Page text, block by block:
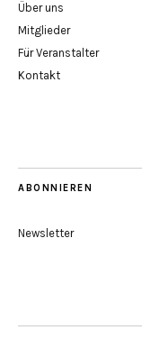
Über uns
Mitglieder
Für Veranstalter
Kontakt
ABONNIEREN
Newsletter